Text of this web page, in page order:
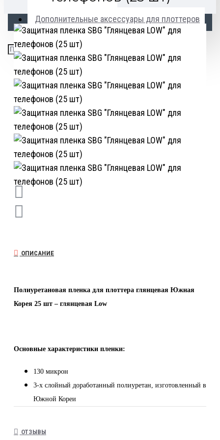
Дополнительные аксессуары для плоттеров
ОПИСАНИЕ
Полиуретановая пленка для плоттера глянцевая Южная
Корея 25 шт – глянцевая Low
Основные характеристики пленки:
130 микрон
3-х слойный доработанный полиуретан, изготовленный в
Южной Кореи
ОТЗЫВЫ